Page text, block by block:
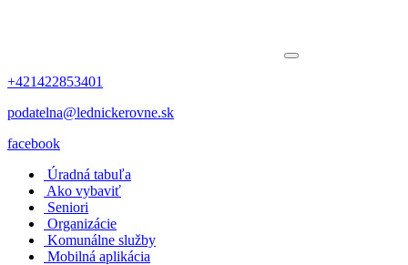
+421422853401
podatelna@lednickerovne.sk
facebook
Úradná tabuľa
Ako vybaviť
Seniori
Organizácie
Komunálne služby
Mobilná aplikácia